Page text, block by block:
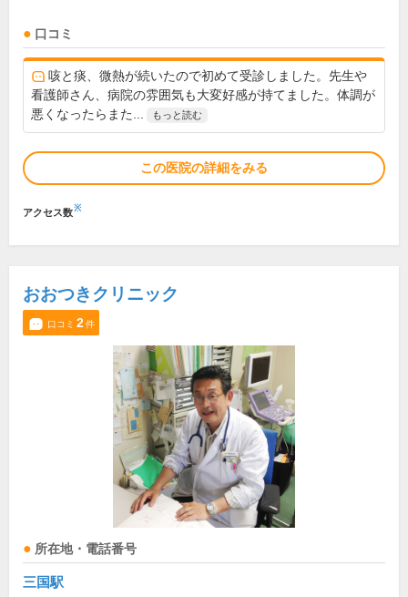
口コミ
咳と痰、微熱が続いたので初めて受診しました。先生や
看護師さん、病院の雰囲気も大変好感が持てました。体調が
悪くなったらまた...
もっと読む
この医院の詳細をみる
アクセス数※
おおつきクリニック
口コミ 2件
所在地・電話番号
三国駅